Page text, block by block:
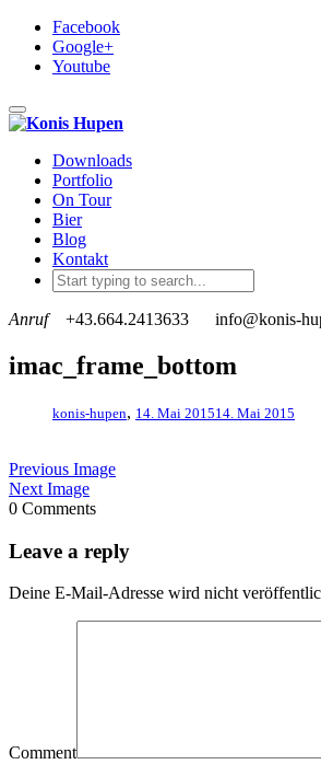
Facebook
Google+
Youtube
Toggle navigation
Downloads
Portfolio
On Tour
Bier
Blog
Kontakt
Anruf +43.664.2413633 info@konis-
imac_frame_bottom
konis-hupen, 14. Mai 201514. Mai 2015
Previous Image
Next Image
0 Comments
Leave a reply
Deine E-Mail-Adresse wird nicht
Comment